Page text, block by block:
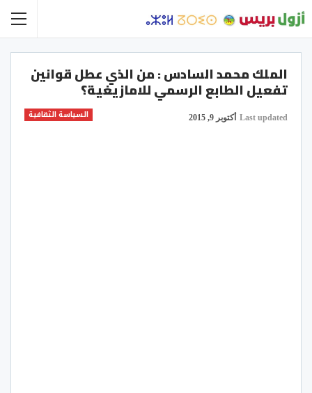
الملك محمد السادس : من الذي عطل قوانين
تفعيل الطابع الرسمي للامازيغية؟
السياسة الثقافية Last updated أكتوبر 9, 2015